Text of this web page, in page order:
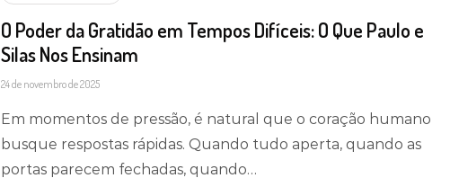
O Poder da Gratidão em Tempos Difíceis: O Que Paulo e
Silas Nos Ensinam
24 de novembro de 2025
Em momentos de pressão, é natural que o coração humano
busque respostas rápidas. Quando tudo aperta, quando as
portas parecem fechadas, quando…